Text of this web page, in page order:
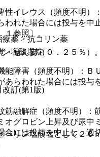
イレウス（頻度不明）
われた場合には投与を中
１参照〕。
せん妄（０．２５％）。
障害（頻度不明）：Ｂ
あらわれた場合には投与
融解症（頻度不明）：
オグロビン上昇及び尿中
合には投与を中止し、適
療薬 > 抗コリン薬
ン塩酸塩錠
改訂(第1版)
ベリン塩酸塩として２０